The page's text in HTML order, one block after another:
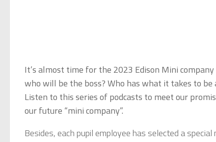
It’s almost time for the 2023 Edison Mini
who will be the boss? Who has what it takes to be
Listen to this series of podcasts to meet our
our future “mini company”.
Besides, each pupil employee has selected a